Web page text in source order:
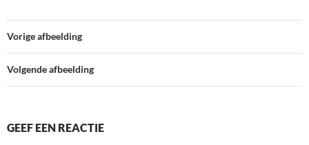
Vorige afbeelding
Volgende afbeelding
GEEF EEN REACTIE